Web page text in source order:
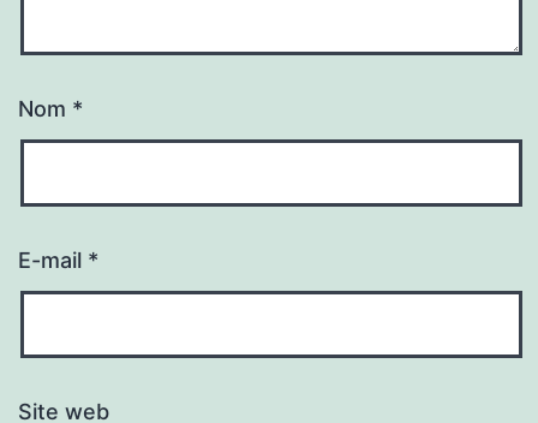
Nom *
E-mail *
Site web